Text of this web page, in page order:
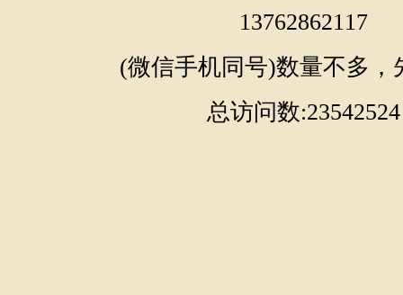
13762862117
(微信手机同号)数量不多，
总访问数:23542524